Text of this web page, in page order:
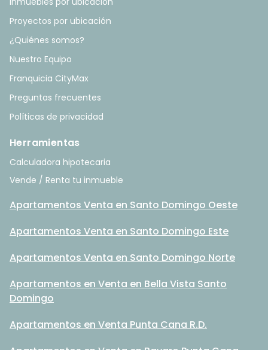
Proyectos por ubicación
¿Quiénes somos?
Nuestro Equipo
Franquicia CityMax
Preguntas frecuentes
Políticas de privacidad
Herramientas
Calculadora hipotecaria
Vende / Renta tu inmueble
Apartamentos Venta en Santo Domingo Oeste
Apartamentos Venta en Santo Domingo Este
Apartamentos Venta en Santo Domingo Norte
Apartamentos en Venta en Bella Vista Santo
Domingo
Apartamentos en Venta Punta Cana R.D.